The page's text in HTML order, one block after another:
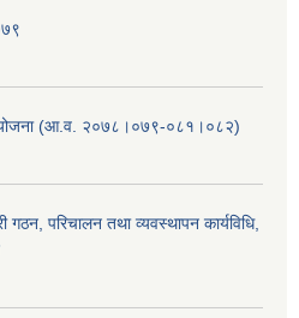
योजना (आ.व. २०७८।०७९-०८१।०८२)
गठन, परिचालन तथा व्यवस्थापन कार्यविधि,